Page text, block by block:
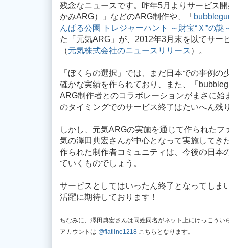
残念なニュースです。昨年5月よりサービス
かみARG）」などのARG制作や、「
んぱる公園 トレジャーハント ～財宝“Ｘ”の謎
た「元気ARG」が、2012年3月末を以てサー
（元気株式会社のニュースリリース ）。
「ぼくらの選択」では、まだ日本での事例
確かな実績を作られており、また、「
ARG制作者とのコラボレーションがまさに始
のタイミングでのサービス終了はたいへん残
しかし、元気ARGの実施を通じて作られた
気の澤田典宏さんが中心となって実施してき
作られた制作者コミュニティは、今後の日本
ていくものでしょう。
サービスとしてはいったん終了となってしま
活躍に期待しております！
ちなみに、澤田典宏さんは同姓同名がネット上にけっこう
アカウントは @flatline1218 こちらとなります。